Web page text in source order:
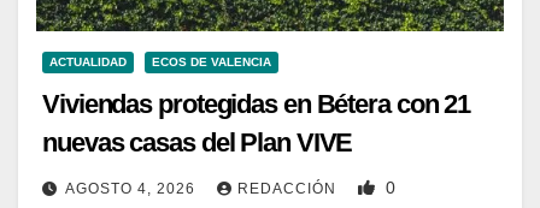
ACTUALIDAD ECOS DE VALENCIA
Viviendas protegidas en Bétera con 21
nuevas casas del Plan VIVE
AGOSTO 4, 2026 REDACCIÓN 0